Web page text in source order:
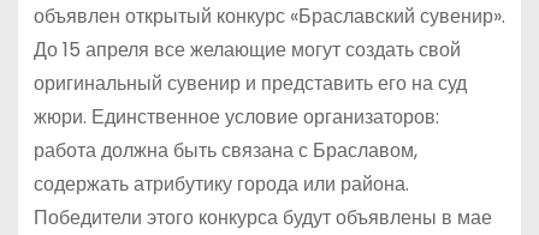
объявлен открытый конкурс «Браславский сувенир».
До 15 апреля все желающие могут создать свой
оригинальный сувенир и представить его на суд
жюри. Единственное условие организаторов:
работа должна быть связана с Браславом,
содержать атрибутику города или района.
Победители этого конкурса будут объявлены в мае